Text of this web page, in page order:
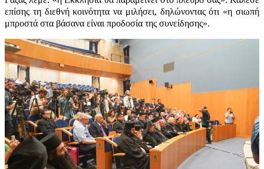
επίσης τη διεθνή κοινότητα να μιλήσει, δηλώνοντας ότι «η σιωπή
μπροστά στα βάσανα είναι προδοσία της συνείδησης».